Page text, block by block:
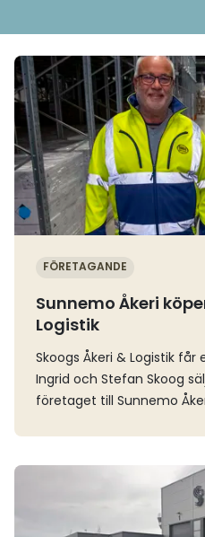
FÖRETAGANDE
Sunnemo Åkeri
Logistik
Skoogs Åkeri & Logistik
Ingrid och Stefan Skoog
företaget till Sunnemo
Stefan och Ingrid Skoog
åkare i familjeföretaget.
majoriteten av bolaget till
Sunnemo Åkeri.– Det är
Läs mer
Läs mer